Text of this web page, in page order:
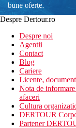
bune oferte.
newsletter!
Despre Dertour.ro
Despre noi
Agentii
Contact
Blog
Cariere
Licente,
Nota de
afaceri
Cultura
DERTOUR
Partener